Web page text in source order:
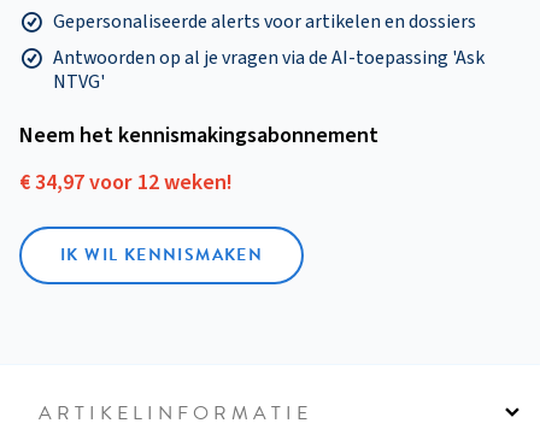
Gepersonaliseerde alerts voor artikelen en dossiers
Antwoorden op al je vragen via de AI-toepassing 'Ask
NTVG'
Neem het kennismakings­abonnement
€ 34,97 voor 12 weken!
IK WIL KENNISMAKEN
ARTIKELINFORMATIE